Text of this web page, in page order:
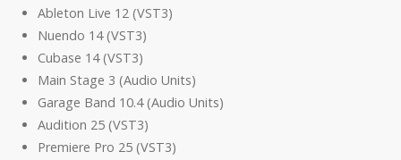
Ableton Live 12 (VST3)
Nuendo 14 (VST3)
Cubase 14 (VST3)
Main Stage 3 (Audio Units)
Garage Band 10.4 (Audio Units)
Audition 25 (VST3)
Premiere Pro 25 (VST3)